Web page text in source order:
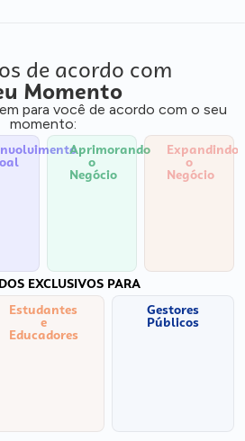
de acordo com
Momento
para você de acordo com o seu
momento:
Aprimorando
o
Negócio
Expandindo
o
Negócio
EXCLUSIVOS PARA
Estudantes
e
Educadores
Gestores
Públicos